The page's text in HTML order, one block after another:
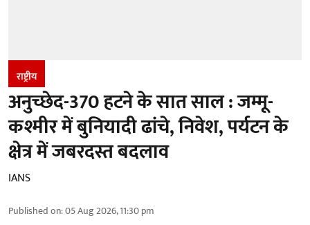
राष्ट्रीय
अनुच्छेद-370 हटने के सात साल : जम्मू-
कश्मीर में बुनियादी ढांचे, निवेश, पर्यटन के
क्षेत्र में जबरदस्त बदलाव
IANS
Published on:05 Aug 2026, 11:30 pm